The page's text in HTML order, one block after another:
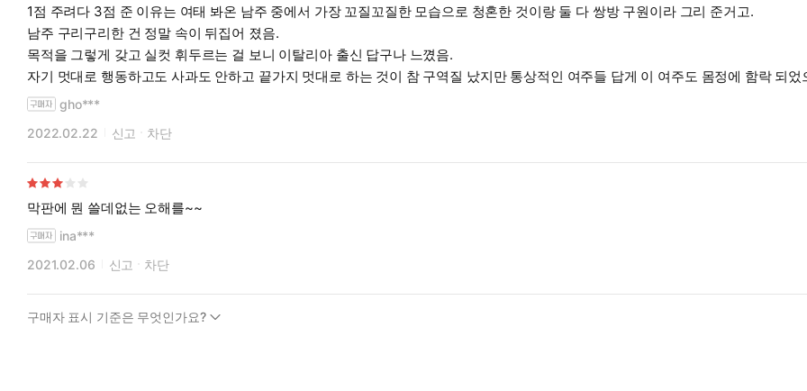
1점 주려다 3점 준 이유는 여태 봐온 남주 중에서 가장 꼬질꼬질한 모습으로 청혼한 것이랑 둘 다 쌍방 구원이라 그리 준거고.
남주 구리구리한 건 정말 속이 뒤집어 졌음.
목적을 그렇게 갖고 실컷 휘두르는 걸 보니 이탈리아 출신 답구나 느꼈음.
자기 멋대로 행동하고도 사과도 안하고 끝가지 멋대로 하는 것이 참 구역질 났지만 통상적인 여주들 답게 이 여주도 몸정에 함락 되
gho***
2022.02.22
신고 차단
막판에 뭔 쓸데없는 오해를~~
ina***
2021.02.06
신고 차단
구매자 표시 기준은 무엇인가요?